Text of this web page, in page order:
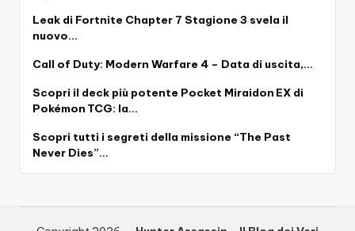
Leak di Fortnite Chapter 7 Stagione 3 svela il
nuovo…
Call of Duty: Modern Warfare 4 – Data di uscita,…
Scopri il deck più potente Pocket Miraidon EX di
Pokémon TCG: la…
Scopri tutti i segreti della missione “The Past
Never Dies”…